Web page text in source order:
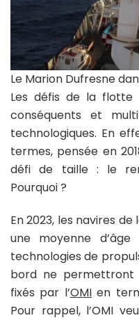
Le Marion Dufresne
Les défis de la flotte
conséquents et
technologiques. En
termes, pensée en
défi de taille : le
Pourquoi ?
En 2023, les navires
une moyenne
technologies de
bord ne permettront
fixés par l’OMIen
Pour rappel, l’OMI